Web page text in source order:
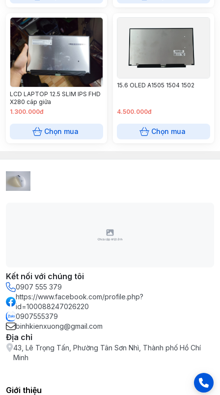
LCD LAPTOP 12.5 SLIM IPS FHD
X280 cáp giữa
1.300.000đ
Chọn mua
15.6 OLED A1505 1504 1502
4.500.000đ
Chọn mua
Kết nối với chúng tôi
0907 555 379
https://www.facebook.com/profile.php?
id=100088247026220
0907555379
binhkienxuong@gmail.com
Địa chỉ
43, Lê Trọng Tấn, Phường Tân Sơn Nhì, Thành phố Hồ Chí
Minh
Giới thiệu